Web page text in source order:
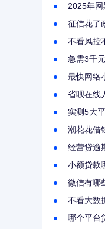
2025年
征信花了
不看风控
急需3千
最快网络
省呗在线
实测5大
潮花花借
经营贷逾
小额贷款
微信有哪
不看大数
哪个平台